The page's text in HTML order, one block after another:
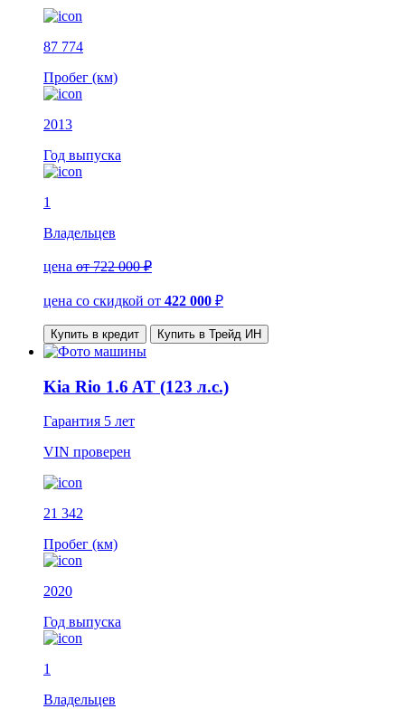
87 774
Пробег (км)
2013
Год выпуска
1
Владельцев
цена от 722 000 ₽
цена со скидкой от 422 000 ₽
Купить в кредит Купить в Трейд ИН
Kia Rio 1.6 AT (123 л.с.)
Гарантия 5 лет
VIN проверен
21 342
Пробег (км)
2020
Год выпуска
1
Владельцев